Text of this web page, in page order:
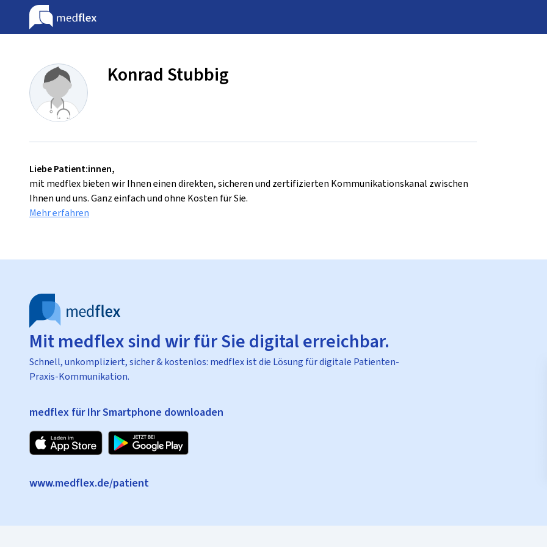
Konrad Stubbig
Liebe Patient:innen,
mit medflex bieten wir Ihnen einen direkten, sicheren und zertifizierten Kommunikationskanal zwischen
Ihnen und uns. Ganz einfach und ohne Kosten für Sie.
Mehr erfahren
Mit medflex sind wir für Sie digital erreichbar.
Schnell, unkompliziert, sicher & kostenlos: medflex ist die Lösung für digitale Patienten-
Praxis-Kommunikation.
medflex für Ihr Smartphone downloaden
www.medflex.de/patient